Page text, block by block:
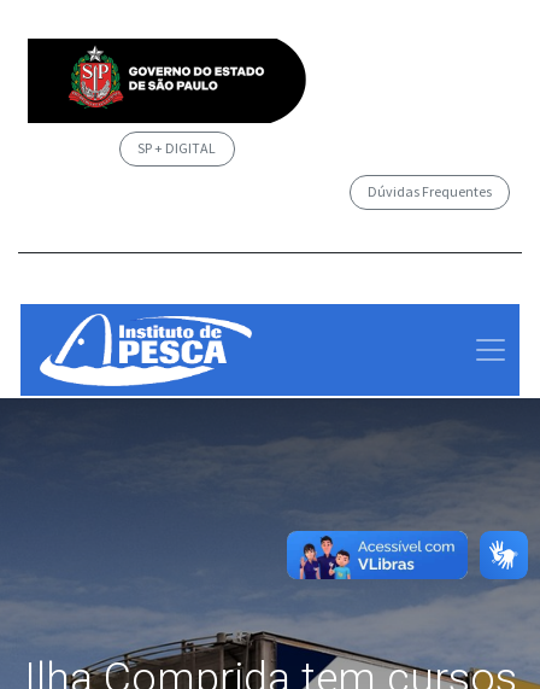
SP + DIGITAL
Dúvidas Frequentes
Ilha Comprida tem cursos